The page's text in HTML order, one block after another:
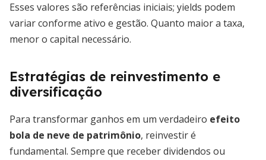
Esses valores são referências iniciais; yields podem
variar conforme ativo e gestão. Quanto maior a taxa,
menor o capital necessário.
Estratégias de reinvestimento e
diversificação
Para transformar ganhos em um verdadeiro efeito
bola de neve de patrimônio, reinvestir é
fundamental. Sempre que receber dividendos ou